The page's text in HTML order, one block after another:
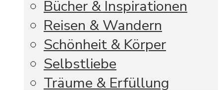
Bücher & Inspirationen
Reisen & Wandern
Schönheit & Körper
Selbstliebe
Träume & Erfüllung